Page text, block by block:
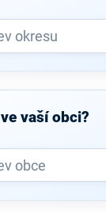
vaší obci?